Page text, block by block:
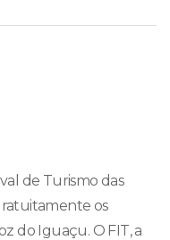
de Turismo das
os
do Iguaçu. O FIT, a